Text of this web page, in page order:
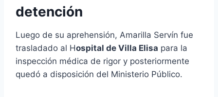
detención
Luego de su aprehensión, Amarilla Servín fue
trasladado al Hospital de Villa Elisa para la
inspección médica de rigor y posteriormente
quedó a disposición del Ministerio Público.